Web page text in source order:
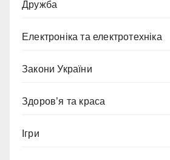
Дружба
Електроніка та електротехніка
Закони України
Здоров’я та краса
Ігри